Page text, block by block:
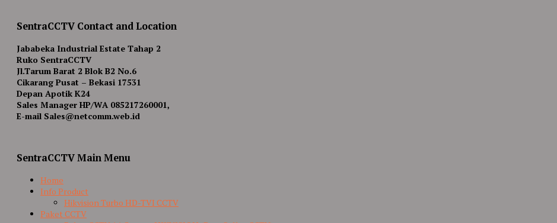
SentraCCTV Contact and Location
Jababeka Industrial Estate Tahap 2
Ruko SentraCCTV
Jl.Tarum Barat 2 Blok B2 No.6
Cikarang Pusat – Bekasi 17531
Depan Apotik K24
Sales Manager HP/WA 085217260001,
E-mail Sales@netcomm.web.id
SentraCCTV Main Menu
Home
Info Product
Hikvision Turbo HD-TVI CCTV
Paket CCTV